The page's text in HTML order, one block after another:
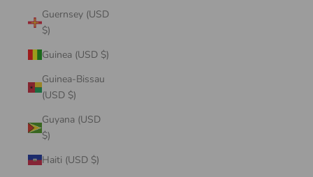
Guernsey (USD
$)
Guinea (USD $)
Guinea-Bissau
(USD $)
Guyana (USD
$)
Haiti (USD $)